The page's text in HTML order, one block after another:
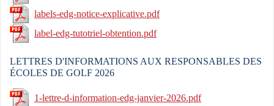
labels-edg-notice-explicative.pdf
label-edg-tutotriel-obtention.pdf
LETTRES D'INFORMATIONS AUX RESPONSABLES DES
ÉCOLES DE GOLF 2026
1-lettre-d-information-edg-janvier-2026.pdf